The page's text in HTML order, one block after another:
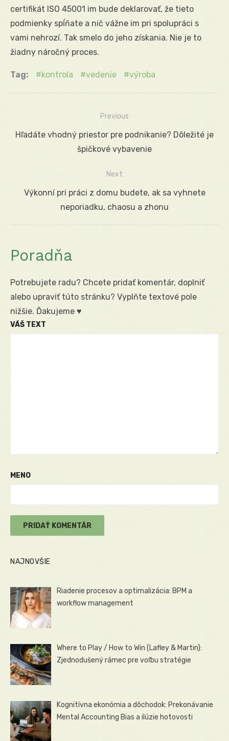
certifikát ISO 45001 im bude deklarovať, že tieto
podmienky spĺňate a nič vážne im pri spolupráci s
vami nehrozí. Tak smelo do jeho získania. Nie je to
žiadny náročný proces.
Tag: kontrola vedenie výroba
Navigácia
Previous
Previous
Hľadáte vhodný priestor pre podnikanie? Dôležité je
špičkové vybavenie
Next
Next
Výkonní pri práci z domu budete, ak sa vyhnete
neporiadku, chaosu a zhonu
Poradňa
Potrebujete radu? Chcete pridať komentár, doplniť
alebo upraviť túto stránku? Vyplňte textové pole
nižšie. Ďakujeme ♥
VÁŠ TEXT
MENO
NAJNOVŠIE
Riadenie procesov a optimalizácia: BPM a
workflow management
Where to Play / How to Win (Lafley & Martin):
Zjednodušený rámec pre voľbu stratégie
Kognitívna ekonómia a dôchodok: Prekonávanie
Mental Accounting Bias a ilúzie hotovosti